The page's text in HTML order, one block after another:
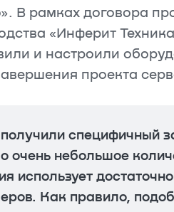
В рамках договора
«Инферит
и настроили
проекта
специфичный
очень небольшое
использует
Как правило,